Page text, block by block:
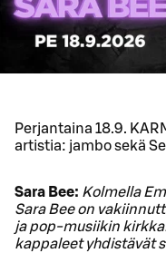
Perjantaina 18.9.
artistia: jambo sekä
Sara Bee: Kolmella
Sara Bee on
ja pop-musiikin
kappaleet yhdistävät